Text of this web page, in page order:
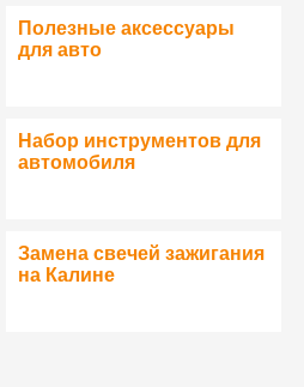
Полезные аксессуары
для авто
Набор инструментов для
автомобиля
Замена свечей зажигания
на Калине